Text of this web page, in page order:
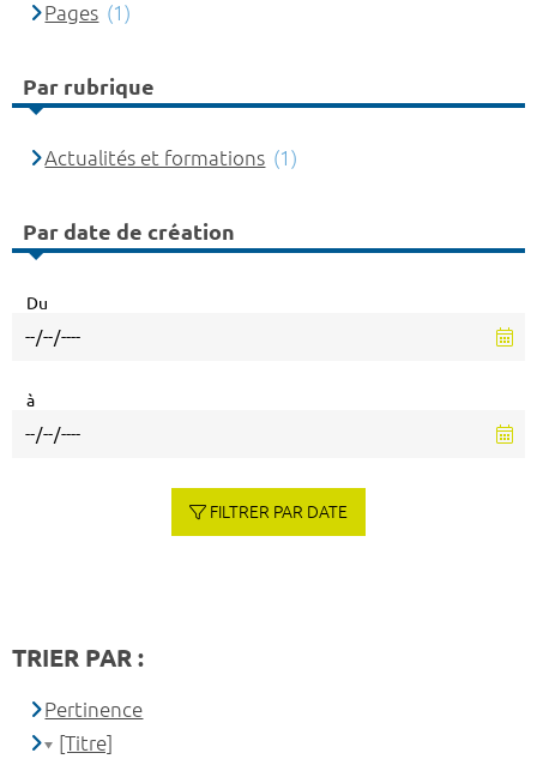
Pages (1)
Par rubrique
Actualités et formations (1)
Par date de création
Du
à
FILTRER PAR DATE
TRIER PAR :
Pertinence
[Titre]